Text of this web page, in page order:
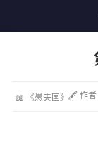
📖 《愚夫国》 🖋 作者